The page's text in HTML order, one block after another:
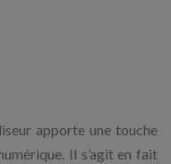
apporte une touche
Il s’agit en fait